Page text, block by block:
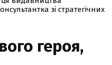
зі стратегічних
героя,